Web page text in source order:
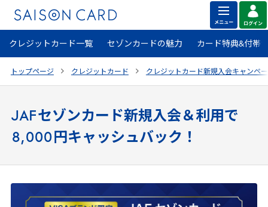
クレジットカード一覧 セゾンカードの魅力 カード特典&付帯
トップページ クレジットカード クレジットカード新規入会キャンペ
JAFセゾンカード新規入会＆利用で
8,000 円キャッシュバック！